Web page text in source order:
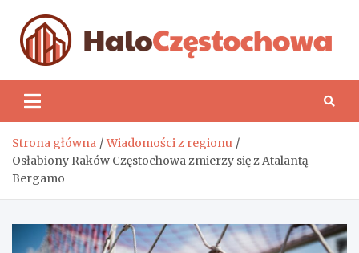
content
Strona główna
Wiadomości z regionu
Osłabiony Raków Częstochowa zmierzy się z Atalantą
Bergamo